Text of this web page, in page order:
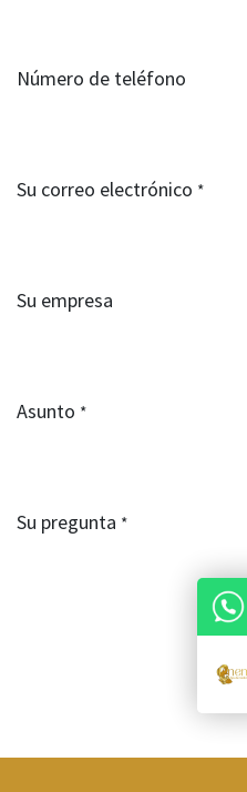
Número de teléfono
Su correo electrónico *
Su empresa
Asunto *
Su pregunta *